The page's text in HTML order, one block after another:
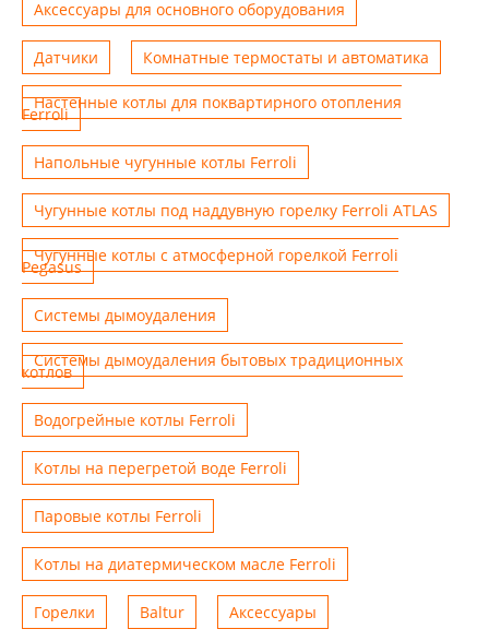
Аксессуары для основного оборудования
Датчики Комнатные термостаты и автоматика
Настенные котлы для поквартирного отопления
Ferroli
Напольные чугунные котлы Ferroli
Чугунные котлы под наддувную горелку Ferroli ATLAS
Чугунные котлы с атмосферной горелкой Ferroli
Pegasus
Системы дымоудаления
Системы дымоудаления бытовых традиционных
котлов
Водогрейные котлы Ferroli
Котлы на перегретой воде Ferroli
Паровые котлы Ferroli
Котлы на диатермическом масле Ferroli
Горелки Baltur Аксессуары